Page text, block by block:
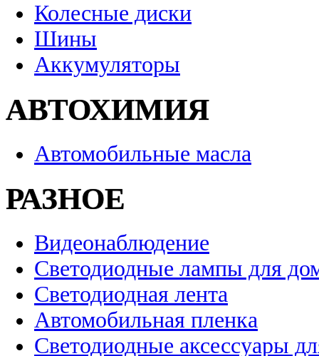
Колесные диски
Шины
Аккумуляторы
АВТОХИМИЯ
Автомобильные масла
РАЗНОЕ
Видеонаблюдение
Светодиодные лампы для
Светодиодная лента
Автомобильная пленка
Светодиодные аксессуары